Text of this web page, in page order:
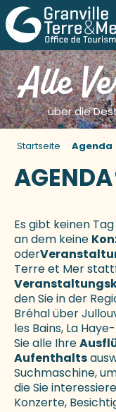
Alle
über die
Startseite Agenda
AGENDA
Es gibt keinen
an dem keine
oder
Terre et Mer
den Sie in der
Bréhal über
les Bains, La
Sie alle Ihre
Aufenthalts
Suchmaschine,
die Sie
Konzerte,